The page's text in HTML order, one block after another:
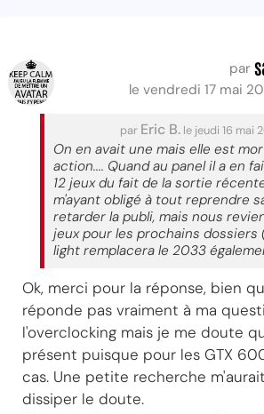
par
le vendredi 17 mai
par Eric B. le jeudi 16 mai
On en avait une mais elle est
action.... Quand au panel il a en
12 jeux du fait de la sortie
m'ayant obligé à tout reprendre
retarder la publi, mais nous
jeux pour les prochains dossiers
light remplacera le 2033
Ok, merci pour la réponse, bien
réponde pas vraiment à ma
l'overclocking mais je me doute
présent puisque pour les GTX
cas. Une petite recherche
dissiper le doute.